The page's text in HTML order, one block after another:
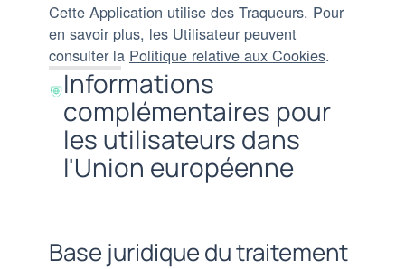
Cette Application utilise des Traqueurs. Pour
en savoir plus, les Utilisateur peuvent
consulter la Politique relative aux Cookies.
Informations
complémentaires pour
les utilisateurs dans
l'Union européenne
Base juridique du traitement